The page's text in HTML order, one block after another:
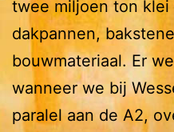
twee miljoen ton
dakpannen,
bouwmateriaal. Er
wanneer we bij
paralel aan de A2,